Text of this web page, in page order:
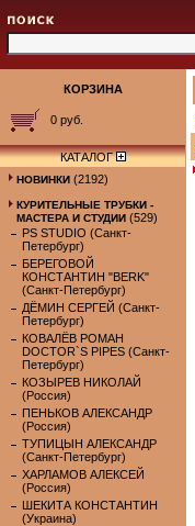
КОРЗИНА
0 руб.
КАТАЛОГ
НОВИНКИ (2192)
КУРИТЕЛЬНЫЕ ТРУБКИ -
МАСТЕРА И СТУДИИ (529)
PS STUDIO (Санкт-
Петербург)
БЕРЕГОВОЙ
КОНСТАНТИН "BERK"
(Санкт-Петербург)
ДЁМИН СЕРГЕЙ (Санкт-
Петербург)
КОВАЛЁВ РОМАН
DOCTOR`S PIPES (Санкт-
Петербург)
КОЗЫРЕВ НИКОЛАЙ
(Россия)
ПЕНЬКОВ АЛЕКСАНДР
(Россия)
ТУПИЦЫН АЛЕКСАНДР
(Санкт-Петербург)
ХАРЛАМОВ АЛЕКСЕЙ
(Россия)
ШЕКИТА КОНСТАНТИН
(Украина)